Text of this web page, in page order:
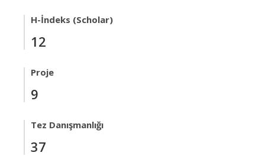
H-İndeks (Scholar)
12
Proje
9
Tez Danışmanlığı
37